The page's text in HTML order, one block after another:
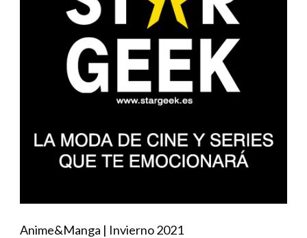
Anime&Manga | Invierno 2021